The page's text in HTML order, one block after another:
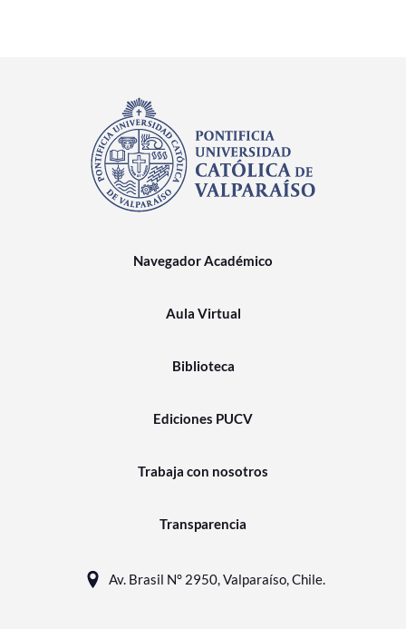
Navegador Académico
Aula Virtual
Biblioteca
Ediciones PUCV
Trabaja con nosotros
Transparencia
Av. Brasil N° 2950, Valparaíso, Chile.